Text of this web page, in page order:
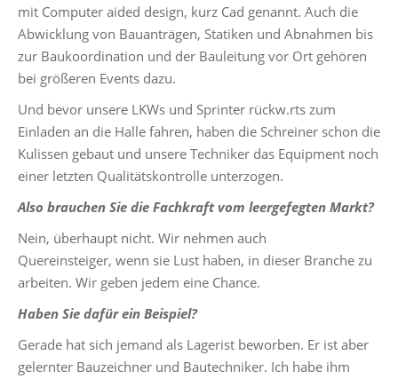
mit Computer aided design, kurz Cad genannt. Auch die
Abwicklung von Bauanträgen, Statiken und Abnahmen bis
zur Baukoordination und der Bauleitung vor Ort gehören
bei größeren Events dazu.
Und bevor unsere LKWs und Sprinter rückw.rts zum
Einladen an die Halle fahren, haben die Schreiner schon die
Kulissen gebaut und unsere Techniker das Equipment noch
einer letzten Qualitätskontrolle unterzogen.
Also brauchen Sie die Fachkraft vom leergefegten Markt?
Nein, überhaupt nicht. Wir nehmen auch
Quereinsteiger, wenn sie Lust haben, in dieser Branche zu
arbeiten. Wir geben jedem eine Chance.
Haben Sie dafür ein Beispiel?
Gerade hat sich jemand als Lagerist beworben. Er ist aber
gelernter Bauzeichner und Bautechniker. Ich habe ihm